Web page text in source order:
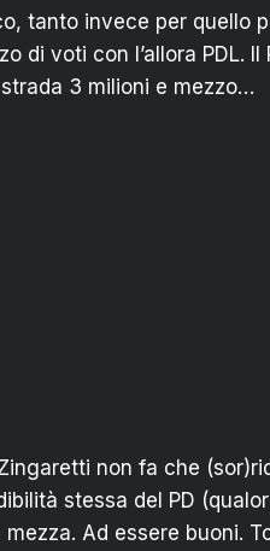
tanto invece per quello
di voti con l’allora PDL.
3 milioni e mezzo…
non fa che
stessa del PD
Ad essere buoni.